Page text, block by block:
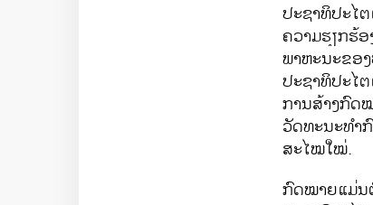
ປະຊາທິປະ​ໄ
ຄວາມ​ຮຽກຮ້
ພາຫະນະຂອ
ປະຊາທິປະ​ໄ
ການ​ສ້າງ​ກົດ
ວັດທະນະທຳ​
ສະ​ໄໝ​ໃໝ່.
ກົດໝາຍ​ແມ່ນ